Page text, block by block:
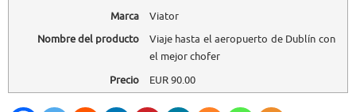
Marca
Viator
Nombre del producto
Viaje hasta el aeropuerto de Dublín con
el mejor chofer
Precio
EUR90.00